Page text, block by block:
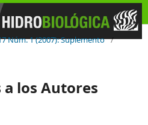
Núm. 1 (2007): Suplemento /
los Autores